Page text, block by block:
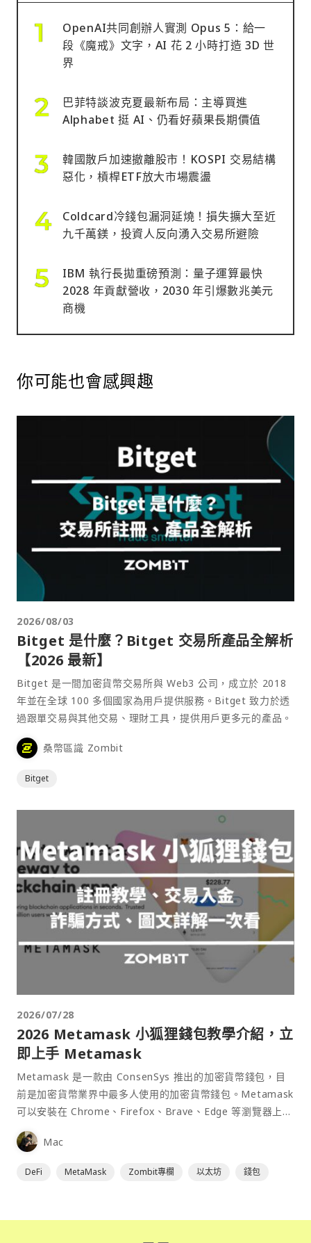
OpenAI共同創辦人實測 Opus 5：給一
段《魔戒》文字，AI 花 2 小時打造 3D 世
界
巴菲特談波克夏最新布局：主導買進
Alphabet 挺 AI、仍看好蘋果長期價值
韓國散戶加速撤離股市！KOSPI 交易結構
惡化，槓桿ETF放大市場震盪
Coldcard冷錢包漏洞延燒！損失擴大至近
九千萬鎂，投資人反向湧入交易所避險
IBM 執行長拋重磅預測：量子運算最快
2028 年貢獻營收，2030 年引爆數兆美元
商機
你可能也會感興趣
2026/08/03
Bitget 是什麼？Bitget 交易所產品全解析
【2026 最新】
Bitget 是一間加密貨幣交易所與 Web3 公司，成立於 2018
年並在全球 100 多個國家為用戶提供服務。Bitget 致力於透
過跟單交易與其他交易、理財工具，提供用戶更多元的產品。
桑幣區識 Zombit
Bitget
2026/07/28
2026 Metamask 小狐狸錢包教學介紹，立
即上手 Metamask
Metamask 是一款由 ConsenSys 推出的加密貨幣錢包，目
前是加密貨幣業界中最多人使用的加密貨幣錢包。Metamask
可以安裝在 Chrome、Firefox、Brave、Edge 等瀏覽器上作
為插件使用，具備許多功能且使用上非常方便。
Mac
DeFi MetaMask Zombit專欄 以太坊 錢包